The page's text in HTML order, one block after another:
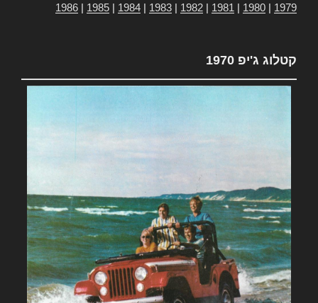
1979
1980
1981
1982
1983
1984
1985
1986
קטלוג ג'יפ 1970